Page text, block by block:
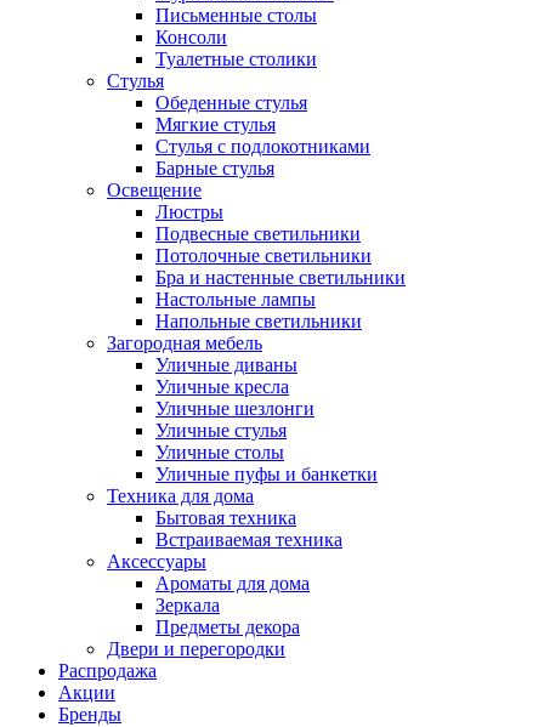
Письменные столы
Консоли
Туалетные столики
Стулья
Обеденные стулья
Мягкие стулья
Стулья с подлокотниками
Барные стулья
Освещение
Люстры
Подвесные светильники
Потолочные светильники
Бра и настенные светильники
Настольные лампы
Напольные светильники
Загородная мебель
Уличные диваны
Уличные кресла
Уличные шезлонги
Уличные стулья
Уличные столы
Уличные пуфы и банкетки
Техника для дома
Бытовая техника
Встраиваемая техника
Аксессуары
Ароматы для дома
Зеркала
Предметы декора
Двери и перегородки
Распродажа
Акции
Бренды